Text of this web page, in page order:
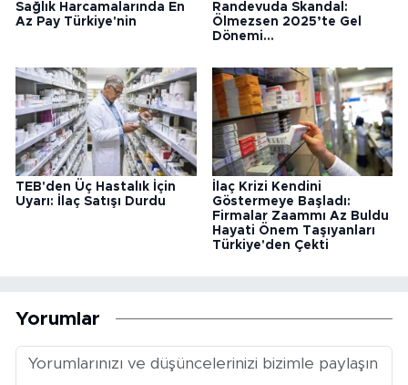
Sağlık Harcamalarında En
Az Pay Türkiye'nin
Randevuda Skandal:
Ölmezsen 2025’te Gel
Dönemi...
TEB'den Üç Hastalık İçin
Uyarı: İlaç Satışı Durdu
İlaç Krizi Kendini
Göstermeye Başladı:
Firmalar Zaammı Az Buldu
Hayati Önem Taşıyanları
Türkiye'den Çekti
Yorumlar